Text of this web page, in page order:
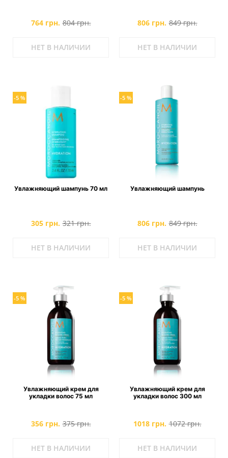
764 грн. 804 грн.
НЕТ В НАЛИЧИИ
806 грн. 849 грн.
НЕТ В НАЛИЧИИ
-5 %
Увлажняющий шампунь 70 мл
305 грн. 321 грн.
НЕТ В НАЛИЧИИ
-5 %
Увлажняющий шампунь
806 грн. 849 грн.
НЕТ В НАЛИЧИИ
-5 %
Увлажняющий крем для
укладки волос 75 мл
356 грн. 375 грн.
НЕТ В НАЛИЧИИ
-5 %
Увлажняющий крем для
укладки волос 300 мл
1018 грн. 1072 грн.
НЕТ В НАЛИЧИИ